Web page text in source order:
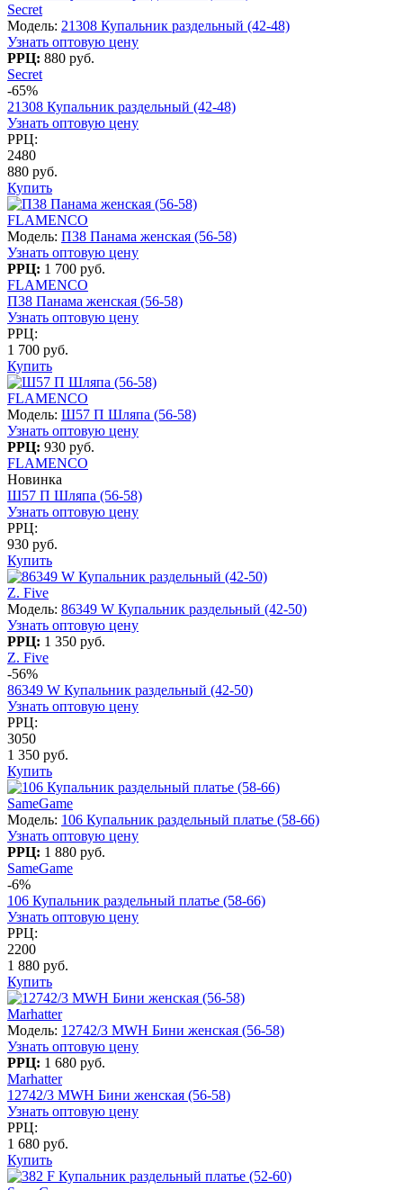
Secret
Модель: 21308 Купальник раздельный (42-48)
Узнать оптовую цену
РРЦ: 880 руб.
Secret
-65%
21308 Купальник раздельный (42-48)
Узнать оптовую цену
РРЦ:
2480
880 руб.
Купить
FLAMENCO
Модель: П38 Панама женская (56-58)
Узнать оптовую цену
РРЦ: 1 700 руб.
FLAMENCO
П38 Панама женская (56-58)
Узнать оптовую цену
РРЦ:
1 700 руб.
Купить
FLAMENCO
Модель: Ш57 П Шляпа (56-58)
Узнать оптовую цену
РРЦ: 930 руб.
FLAMENCO
Новинка
Ш57 П Шляпа (56-58)
Узнать оптовую цену
РРЦ:
930 руб.
Купить
Z. Five
Модель: 86349 W Купальник раздельный (42-50)
Узнать оптовую цену
РРЦ: 1 350 руб.
Z. Five
-56%
86349 W Купальник раздельный (42-50)
Узнать оптовую цену
РРЦ:
3050
1 350 руб.
Купить
SameGame
Модель: 106 Купальник раздельный платье (58-66)
Узнать оптовую цену
РРЦ: 1 880 руб.
SameGame
-6%
106 Купальник раздельный платье (58-66)
Узнать оптовую цену
РРЦ:
2200
1 880 руб.
Купить
Marhatter
Модель: 12742/3 MWH Бини женская (56-58)
Узнать оптовую цену
РРЦ: 1 680 руб.
Marhatter
12742/3 MWH Бини женская (56-58)
Узнать оптовую цену
РРЦ:
1 680 руб.
Купить